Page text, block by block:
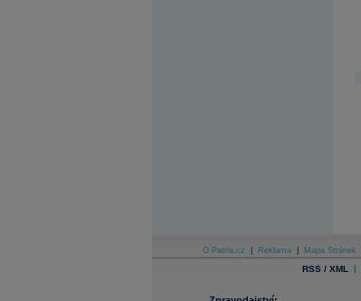
O Patria.cz Reklama Mapa Stránek
RSS / XML |